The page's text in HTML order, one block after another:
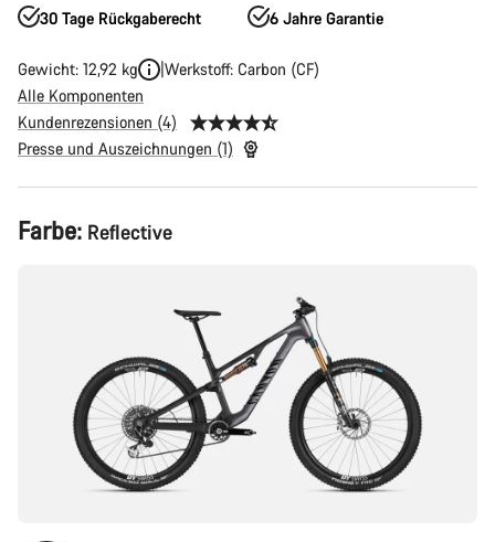
30 Tage Rückgaberecht 6 Jahre Garantie
Gewicht: 12,92 kg
Werkstoff: Carbon (CF)
Alle Komponenten
Kundenrezensionen (4)
Presse und Auszeichnungen (1)
Produktkonfiguration
Farbe: Reflective